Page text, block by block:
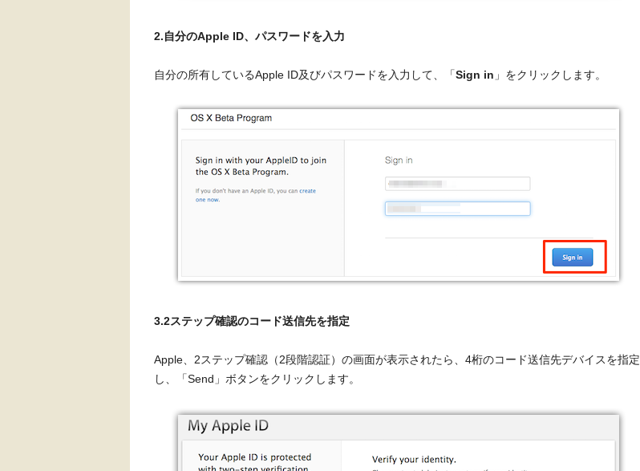
2.自分のApple ID、パスワードを入力
自分の所有しているApple ID及びパスワードを入力して、「Sign in 」をクリックします。
3.2ステップ確認のコード送信先を指定
Apple、2ステップ確認（2段階認証）の画面が表示されたら、4桁のコード送信先デバイスを指定
し、「Send」ボタンをクリックします。